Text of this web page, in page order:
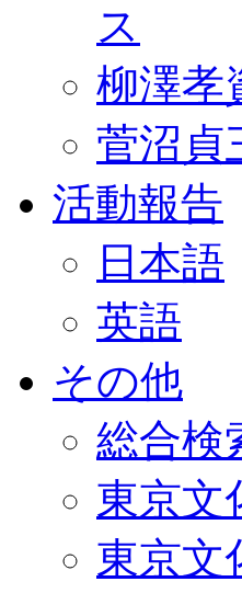
ス
柳澤孝
菅沼貞
活動報告
日本語
英語
その他
総合検
東京文
東京文